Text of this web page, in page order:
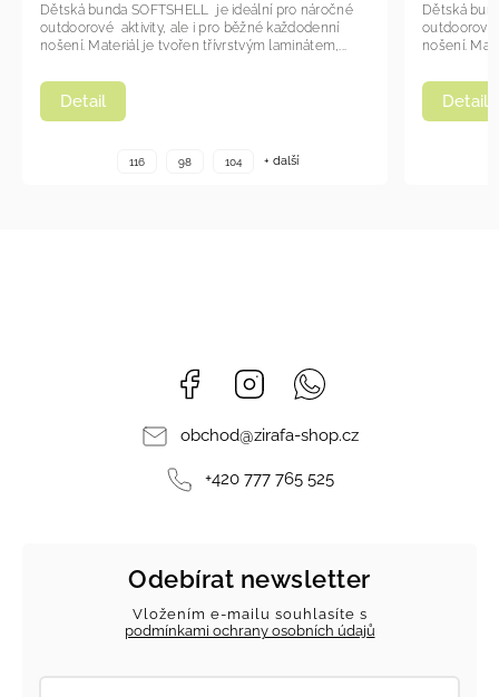
je ideální pro náročné
ale i pro běžné každodenní
tvořen třívrstvým laminátem,...
+ další
Dětská bunda SOFTSHELL je
outdoorové aktivity, ale i pro
nošení. Materiál je tvořen
Facebook Instagram
obchod@zirafa-shop.cz
+420 777 765 525
Odebírat newsletter
Vložením e-mailu souhlasíte s
podmínkami ochrany osobních údajů